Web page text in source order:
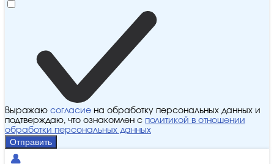
Выражаю согласие на обработку персональных данных и
подтверждаю, что ознакомлен с политикой в отношении
обработки персональных данных
Отправить